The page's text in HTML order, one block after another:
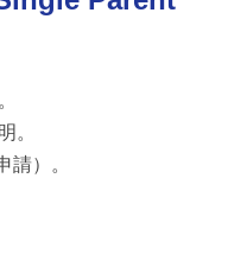
。
請）。